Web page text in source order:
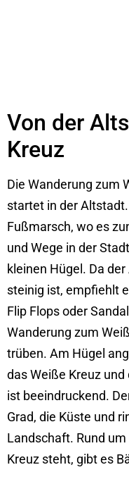
Von der
Kreuz
Die Wanderung zum
startet in der
Fußmarsch, wo es
und Wege in der
kleinen Hügel. Da
steinig ist, empfiehlt
Flip Flops oder
Wanderung zum
trüben. Am Hügel
das Weiße Kreuz
ist beeindruckend.
Grad, die Küste und
Landschaft. Rund
Kreuz steht, gibt es